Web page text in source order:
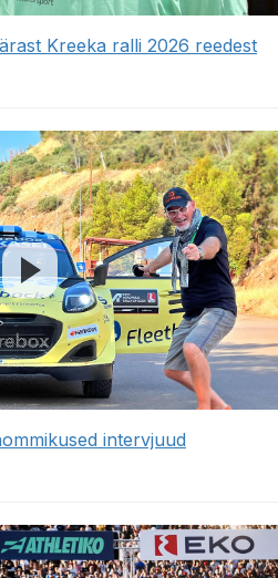
Kreeka ralli 2026 reedest
intervjuud